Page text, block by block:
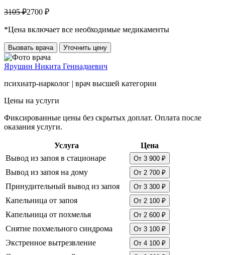
3105 ₽2700 ₽
*Цена включает все необходимые медикаменты
Вызвать врача Уточнить цену
Ярушин Никита Геннадиевич
психиатр-нарколог | врач высшей категории
Цены на услуги
Фиксированные цены без скрытых доплат. Оплата после
оказания услуги.
Услуга
Цена
Вывод из запоя в стационаре
От 3 900 ₽
Вывод из запоя на дому От 2 700 ₽
Принудительный вывод из запоя От 3 300 ₽
Капельница от запоя От 2 100 ₽
Капельница от похмелья От 2 600 ₽
Снятие похмельного синдрома От 3 100 ₽
Экстренное вытрезвление От 4 100 ₽